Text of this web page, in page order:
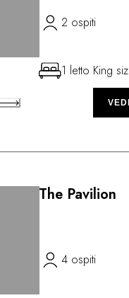
2 ospiti
1 letto King
The Pavilion
4 ospiti